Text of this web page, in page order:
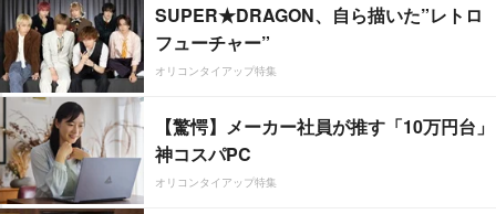
SUPER★DRAGON、自ら描いた”レトロ
フューチャー”
オリコンタイアップ特集
【驚愕】メーカー社員が推す「10万円台」
神コスパPC
オリコンタイアップ特集